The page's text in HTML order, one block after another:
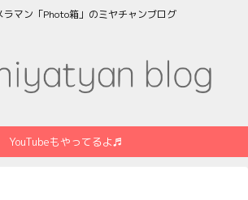
ラマン「Photo箱」のミヤチャンブログ
YouTubeもやってるよ♬